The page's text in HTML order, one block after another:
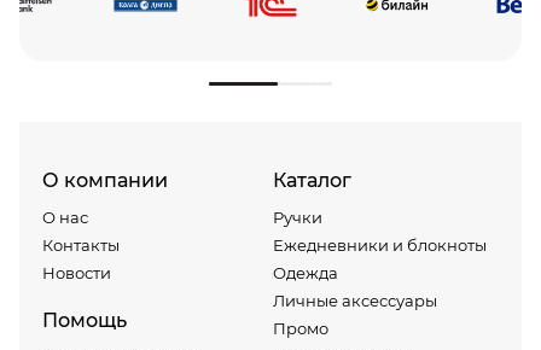
О компании
О нас
Контакты
Новости
Помощь
Каталог
Ручки
Ежедневники и блокноты
Одежда
Личные аксессуары
Промо